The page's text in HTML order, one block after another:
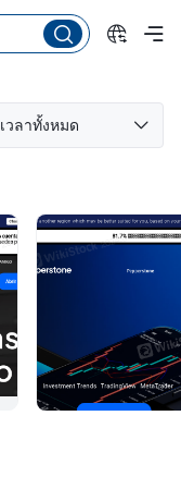
เวลาทั้งหมด